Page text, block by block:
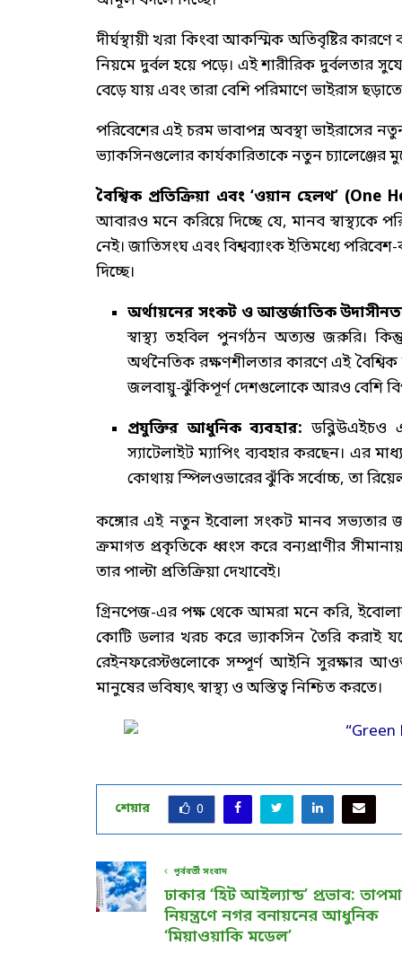
দীর্ঘস্থায়ী খরা কিংবা আকস্মিক অতিবৃষ্টির
নিয়মে দুর্বল হয়ে পড়ে। এই শারীরিক দুর্বলতার
বেড়ে যায় এবং তারা বেশি পরিমাণে ভাইরাস
পরিবেশের এই চরম ভাবাপন্ন অবস্থা ভাইরাসের
ভ্যাকসিনগুলোর কার্যকারিতাকে নতুন চ্যালেঞ্জের
বৈশ্বিক প্রতিক্রিয়া এবং ‘ওয়ান হেলথ’ (One
আবারও মনে করিয়ে দিচ্ছে যে, মানব স্বাস্থ্যকে
নেই। জাতিসংঘ এবং বিশ্বব্যাংক ইতিমধ্যে পরিবেশ-
দিচ্ছে।
অর্থায়নের সংকট ও আন্তর্জাতিক
স্বাস্থ্য তহবিল পুনর্গঠন অত্যন্ত জরুরি।
অর্থনৈতিক রক্ষণশীলতার কারণে এই
জলবায়ু-ঝুঁকিপূর্ণ দেশগুলোকে আরও বেশি
প্রযুক্তির আধুনিক ব্যবহার: ডব্লিউএইচও
স্যাটেলাইট ম্যাপিং ব্যবহার করছেন। এর
কোথায় স্পিলওভারের ঝুঁকি সর্বোচ্চ, তা
কঙ্গোর এই নতুন ইবোলা সংকট মানব সভ্যতার
ক্রমাগত প্রকৃতিকে ধ্বংস করে বন্যপ্রাণীর
তার পাল্টা প্রতিক্রিয়া দেখাবেই।
গ্রিনপেজ-এর পক্ষ থেকে আমরা মনে করি,
কোটি ডলার খরচ করে ভ্যাকসিন তৈরি করাই
রেইনফরেস্টগুলোকে সম্পূর্ণ আইনি সুরক্ষার
মানুষের ভবিষ্যৎ স্বাস্থ্য ও অস্তিত্ব নিশ্চিত করতে।
শেয়ার 0
পূর্ববর্তী সংবাদ
ঢাকার ‘হিট আইল্যান্ড’ প্রভাব:
নিয়ন্ত্রণে নগর বনায়নের আধুনিক
‘মিয়াওয়াকি মডেল’